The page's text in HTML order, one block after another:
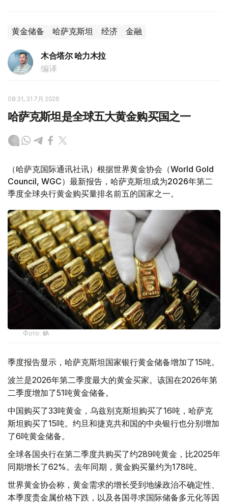
黄金储备 哈萨克斯坦 经济 金融
木合塔尔 哈力木拉
编译
08:31, 31 7月 2026
哈萨克斯坦是全球五大黄金购买国之一
（哈萨克国际通讯社讯）根据世界黄金协会（World Gold
Council, WGC）最新报告，哈萨克斯坦成为2026年第二
季度全球央行黄金购买量排名前五的国家之一。
Фото: ӨзА
季度报告显示，哈萨克斯坦国家银行黄金储备增加了15吨。
波兰是2026年第二季度最大的黄金买家。该国在2026年第
二季度增加了51吨黄金储备。
中国购买了33吨黄金，乌兹别克斯坦购买了16吨，哈萨克
斯坦购买了15吨。约旦和捷克共和国的中央银行也分别增加
了6吨黄金储备。
全球各国央行在第二季度共购买了约289吨黄金，比2025年
同期增长了62%。去年同期，黄金购买量约为178吨。
世界黄金协会称，黄金需求的增长受到地缘政治不确定性、
本季度贵金属价格下跌，以及各国寻求国际储备多元化等因